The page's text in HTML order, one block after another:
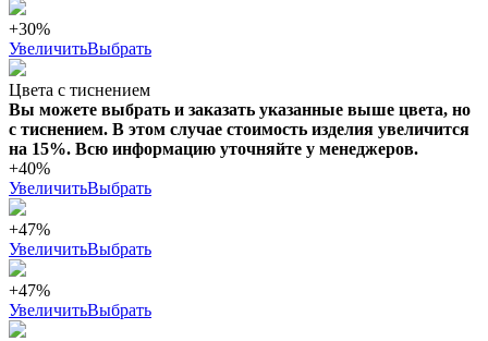
+30%
УвеличитьВыбрать
Цвета с тиснением
Вы можете выбрать и заказать указанные выше цвета, но
с тиснением. В этом случае стоимость изделия увеличится
на 15%. Всю информацию уточняйте у менеджеров.
+40%
УвеличитьВыбрать
+47%
УвеличитьВыбрать
+47%
УвеличитьВыбрать